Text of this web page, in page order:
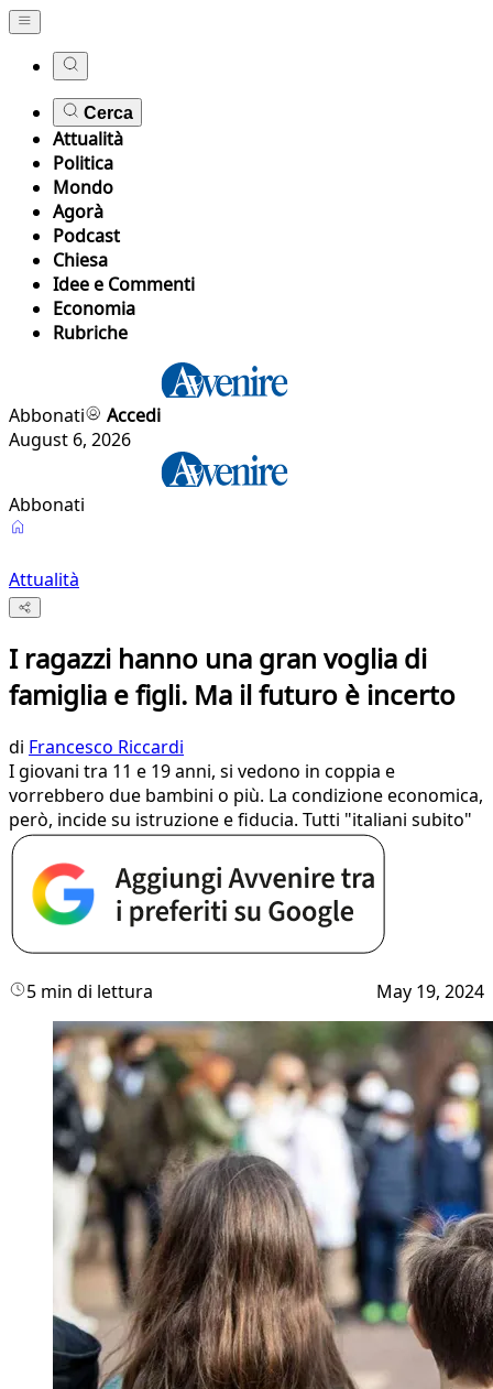
Cerca
Attualità
Politica
Mondo
Agorà
Podcast
Chiesa
Idee e Commenti
Economia
Rubriche
Abbonati
Accedi
August 6, 2026
Abbonati
Attualità
I ragazzi hanno una gran voglia di
famiglia e figli. Ma il futuro è incerto
di Francesco Riccardi
I giovani tra 11 e 19 anni, si vedono in coppia e
vorrebbero due bambini o più. La condizione economica,
però, incide su istruzione e fiducia. Tutti "italiani subito"
5 min di lettura May 19, 2024